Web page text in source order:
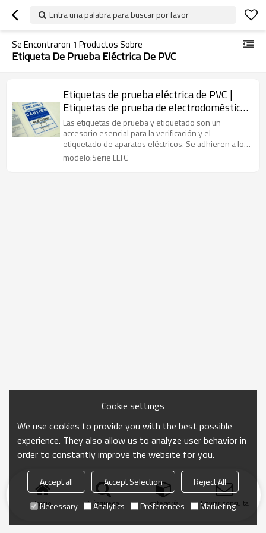
Entra una palabra para buscar por favor
Se Encontraron 1 Productos Sobre
Etiqueta De Prueba Eléctrica De PVC
Etiquetas de prueba eléctrica de PVC |
Etiquetas de prueba de electrodomésticos
autoadhesivas hechas a medida | Litalock
Manufacturing
Las etiquetas de prueba y etiquetado son un
accesorio esencial para la verificación y el
etiquetado de aparatos eléctricos. Se adhieren a los
aparatos e indican si estos han superado o no las
modelo:Serie LLTC
Inicio búsqueda categoría Enviar consulta
Cookie settings
We use cookies to provide you with the best possible
experience. They also allow us to analyze user behavior in
order to constantly improve the website for you.
Accept all Accept Selection
Reject All
Necessary
Analytics Preferences Marketing